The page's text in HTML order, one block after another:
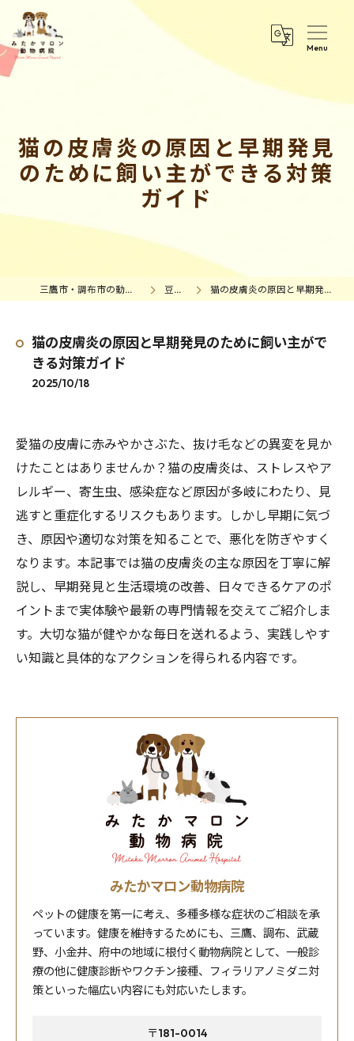
猫の皮膚炎の原因と早期発見
のために飼い主ができる対策
ガイド
三鷹市・調布市の動物病院｜みたかマロン動物病院 豆知識情報 猫の皮膚炎の原因と早期発見のために飼い主ができる対策ガイド
猫の皮膚炎の原因と早期発見のために飼い主がで
きる対策ガイド
2025/10/18
愛猫の皮膚に赤みやかさぶた、抜け毛などの異変を見か
けたことはありませんか？猫の皮膚炎は、ストレスやア
レルギー、寄生虫、感染症など原因が多岐にわたり、見
逃すと重症化するリスクもあります。しかし早期に気づ
き、原因や適切な対策を知ることで、悪化を防ぎやすく
なります。本記事では猫の皮膚炎の主な原因を丁寧に解
説し、早期発見と生活環境の改善、日々できるケアのポ
イントまで実体験や最新の専門情報を交えてご紹介しま
す。大切な猫が健やかな毎日を送れるよう、実践しやす
い知識と具体的なアクションを得られる内容です。
みたかマロン動物病院
ペットの健康を第一に考え、多種多様な症状のご相談を承
っています。健康を維持するためにも、三鷹、調布、武蔵
野、小金井、府中の地域に根付く動物病院として、一般診
療の他に健康診断やワクチン接種、フィラリアノミダニ対
策といった幅広い内容にも対応いたします。
〒181-0014